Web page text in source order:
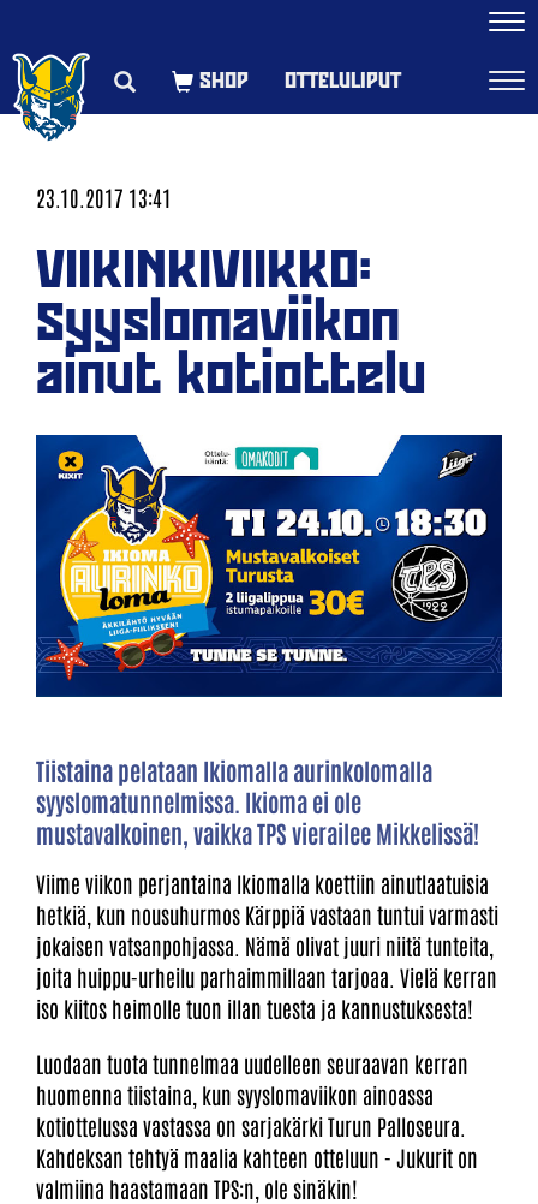
OTTELULIPUT
23.10.2017 13:41
VIIKINKIVIIKKO:
Syyslomaviikon
ainut kotiottelu
Tiistaina pelataan Ikiomalla aurinkolomalla
syyslomatunnelmissa. Ikioma ei ole
mustavalkoinen, vaikka TPS vierailee Mikkelissä!
Viime viikon perjantaina Ikiomalla koettiin ainutlaatuisia
hetkiä, kun nousuhurmos Kärppiä vastaan tuntui varmasti
jokaisen vatsanpohjassa. Nämä olivat juuri niitä tunteita,
joita huippu-urheilu parhaimmillaan tarjoaa. Vielä kerran
iso kiitos heimolle tuon illan tuesta ja kannustuksesta!
Luodaan tuota tunnelmaa uudelleen seuraavan kerran
huomenna tiistaina, kun syyslomaviikon ainoassa
kotiottelussa vastassa on sarjakärki Turun Palloseura.
Kahdeksan tehtyä maalia kahteen otteluun - Jukurit on
valmiina haastamaan TPS:n, ole sinäkin!